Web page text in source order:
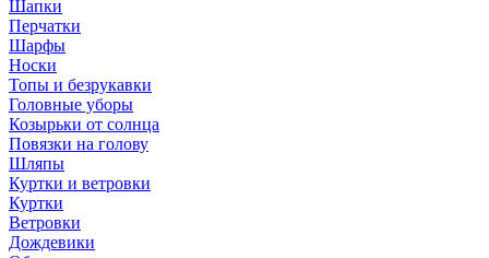
Шапки
Перчатки
Шарфы
Носки
Топы и безрукавки
Головные уборы
Козырьки от солнца
Повязки на голову
Шляпы
Куртки и ветровки
Куртки
Ветровки
Дождевики